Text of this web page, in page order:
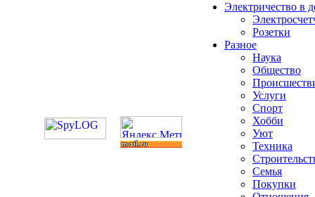
Электричество в
Розетки
Разное
Наука
Общество
Услуги
Спорт
Хобби
Уют
Техника
Семья
Покупки